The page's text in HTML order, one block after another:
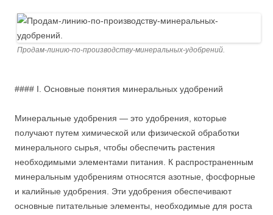
Продам-линию-по-производству-минеральных-удобрений.
#### I. Основные понятия минеральных удобрений
Минеральные удобрения — это удобрения, которые
получают путем химической или физической обработки
минерального сырья, чтобы обеспечить растения
необходимыми элементами питания. К распространенным
минеральным удобрениям относятся азотные, фосфорные
и калийные удобрения. Эти удобрения обеспечивают
основные питательные элементы, необходимые для роста